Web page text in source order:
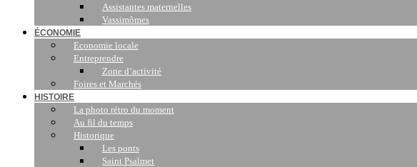
Assistantes maternelles
Vassimômes
ÉCONOMIE
Economie locale
Entreprendre
Zone d’activité
Foires et Marchés
HISTOIRE
La photo rétro du moment
Au fil du temps
Historique
Les ponts
Saint Psalmet